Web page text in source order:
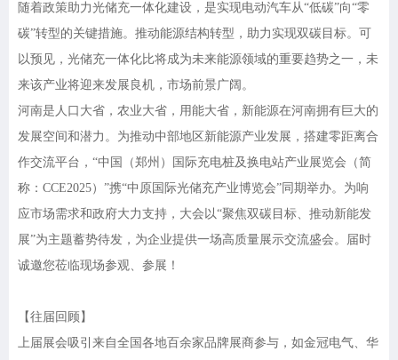
随着政策助力光储充一体化建设，是实现电动汽车从“低碳”向“零
碳”转型的关键措施。推动能源结构转型，助力实现双碳目标。可
以预见，光储充一体化比将成为未来能源领域的重要趋势之一，未
来该产业将迎来发展良机，市场前景广阔。
河南是人口大省，农业大省，用能大省，新能源在河南拥有巨大的
发展空间和潜力。为推动中部地区新能源产业发展，搭建零距离合
作交流平台， “中国（郑州）国际充电桩及换电站产业展览会（简
称：CCE2025）”携“中原国际光储充产业博览会”同期举办。为响
应市场需求和政府大力支持，大会以“聚焦双碳目标、推动新能发
展”为主题蓄势待发，为企业提供一场高质量展示交流盛会。届时
诚邀您莅临现场参观、参展！
【往届回顾】
上届展会吸引来自全国各地百余家品牌展商参与，如金冠电气、华